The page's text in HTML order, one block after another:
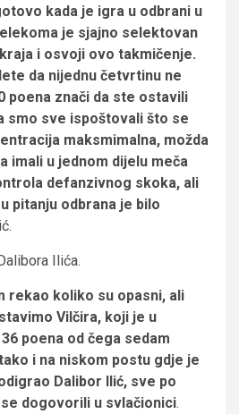
kada je igra u odbrani u
je sjajno selektovan
i osvoji ovo takmičenje.
da nijednu četvrtinu ne
poena znači da ste ostavili
smo sve ispoštovali što se
maksmimalna, možda
imali u jednom dijelu meča
defanzivnog skoka, ali
pitanju odbrana je bilo
Ilića.
rekao koliko su opasni, ali
Vilčira, koji je u
poena od čega sedam
i na niskom postu gdje je
Dalibor Ilić, sve po
dogovorili u svlačionici.